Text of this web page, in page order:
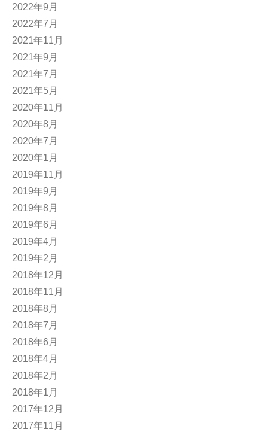
2022年9月
2022年7月
2021年11月
2021年9月
2021年7月
2021年5月
2020年11月
2020年8月
2020年7月
2020年1月
2019年11月
2019年9月
2019年8月
2019年6月
2019年4月
2019年2月
2018年12月
2018年11月
2018年8月
2018年7月
2018年6月
2018年4月
2018年2月
2018年1月
2017年12月
2017年11月